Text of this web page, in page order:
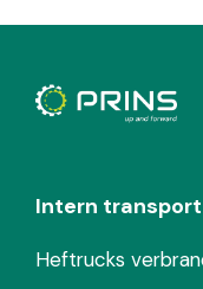
Intern transport
Heftrucks